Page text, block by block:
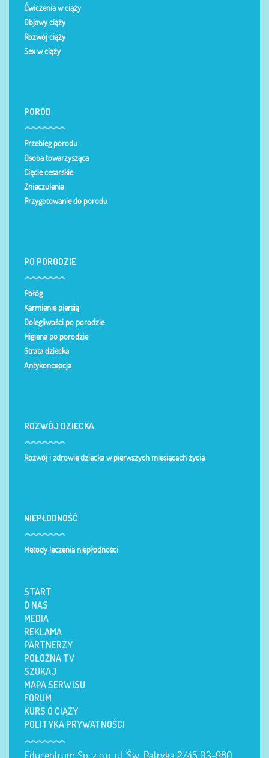
Ćwiczenia w ciąży
Objawy ciąży
Rozwój ciąży
Sex w ciąży
PORÓD
Przebieg porodu
Osoba towarzysząca
Cięcie cesarskie
Znieczulenia
Przygotowanie do porodu
PO PORODZIE
Połóg
Karmienie piersią
Dolegliwości po porodzie
Higiena po porodzie
Strata dziecka
Antykoncepcja
ROZWÓJ DZIECKA
Rozwój i zdrowie dziecka w pierwszych miesiącach życia
NIEPŁODNOŚĆ
Metody leczenia niepłodności
START
O NAS
MEDIA
REKLAMA
PARTNERZY
POŁOŻNA TV
SZUKAJ
MAPA SERWISU
FORUM
KURS O CIĄŻY
POLITYKA PRYWATNOŚCI